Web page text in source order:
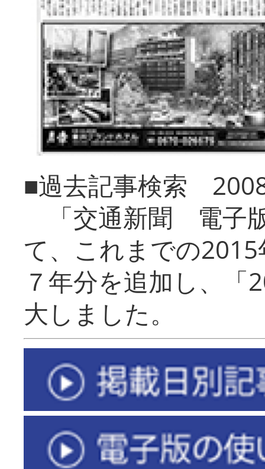
■過去記事検索
「交通新聞 電子
て、これまでの
７年分を追加し、「
大しまし